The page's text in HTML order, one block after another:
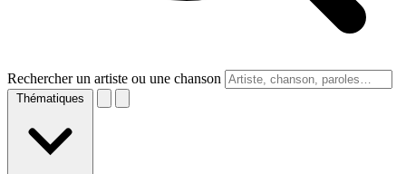
Rechercher un artiste ou une chanson
Thématiques